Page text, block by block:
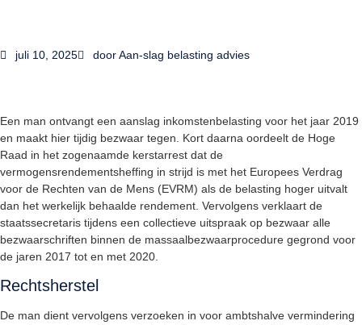
juli 10, 2025 doorAan-slag belasting advies
Een man ontvangt een aanslag inkomstenbelasting voor het jaar 2019
en maakt hier tijdig bezwaar tegen. Kort daarna oordeelt de Hoge
Raad in het zogenaamde kerstarrest dat de
vermogensrendementsheffing in strijd is met het Europees Verdrag
voor de Rechten van de Mens (EVRM) als de belasting hoger uitvalt
dan het werkelijk behaalde rendement. Vervolgens verklaart de
staatssecretaris tijdens een collectieve uitspraak op bezwaar alle
bezwaarschriften binnen de massaalbezwaarprocedure gegrond voor
de jaren 2017 tot en met 2020.
Rechtsherstel
De man dient vervolgens verzoeken in voor ambtshalve vermindering